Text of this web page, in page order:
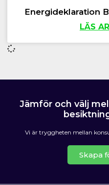
Energideklaration
LÄS
Jämför och välj
Vi är tryggheten mellan
Skapa